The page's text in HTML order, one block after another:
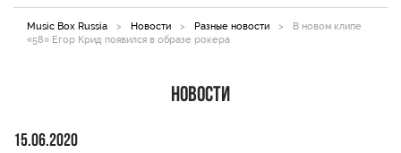
Music Box Russia > Новости > Разные новости >
В новом клипе
«58» Егор Крид появился в образе рокера
Новости
15.06.2020